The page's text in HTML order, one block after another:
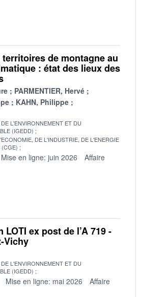
de montagne au
: état des lieux des
PARMENTIER, Hervé
KAHN, Philippe
L'ENVIRONNEMENT ET DU
(IGEDD)
DE L'INDUSTRIE, DE L'ENERGIE
(CGE)
Mise en ligne: juin 2026
Affaire
ex post de l’A 719 -
Vichy
L'ENVIRONNEMENT ET DU
(IGEDD)
Mise en ligne: mai 2026
Affaire